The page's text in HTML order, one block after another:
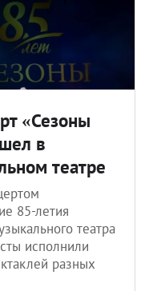
«Сезоны
в
театре
85-летия
театра
исполнили
разных